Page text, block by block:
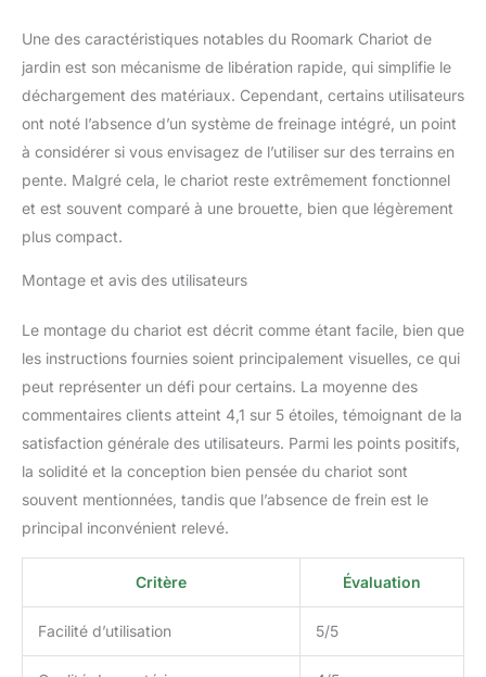
charges et des
conditions extérieures
difficiles. Conçu pour
être facile à nettoyer et à
entretenir, ce chariot est
fabriqué à partir de
matériaux de haute
qualité qui résistent à la
rouille et à d'autres
excellent état pour les
Polyvalent et pratique :
ce chariot de jardin est
non seulement idéal pour
les tâches de jardinage,
mais également utile
pour diverses activités
de plein air. Que vous
transportiez du bois de
construction durable et
ses pneus non plats,
vous pouvez être sûr
Une des caractéristiques notables du Roomark Chariot de
jardin est son mécanisme de libération rapide, qui simplifie le
déchargement des matériaux. Cependant, certains utilisateurs
ont noté l’absence d’un système de freinage intégré, un point
à considérer si vous envisagez de l’utiliser sur des terrains en
pente. Malgré cela, le chariot reste extrêmement fonctionnel
et est souvent comparé à une brouette, bien que légèrement
plus compact.
Montage et avis des utilisateurs
Le montage du chariot est décrit comme étant facile, bien que
les instructions fournies soient principalement visuelles, ce qui
peut représenter un défi pour certains. La moyenne des
commentaires clients atteint 4,1 sur 5 étoiles, témoignant de la
satisfaction générale des utilisateurs. Parmi les points positifs,
la solidité et la conception bien pensée du chariot sont
souvent mentionnées, tandis que l’absence de frein est le
principal inconvénient relevé.
Critère Évaluation
Facilité d’utilisation 5/5